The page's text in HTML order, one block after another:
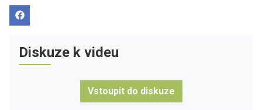
Diskuze k videu
Vstoupit do diskuze